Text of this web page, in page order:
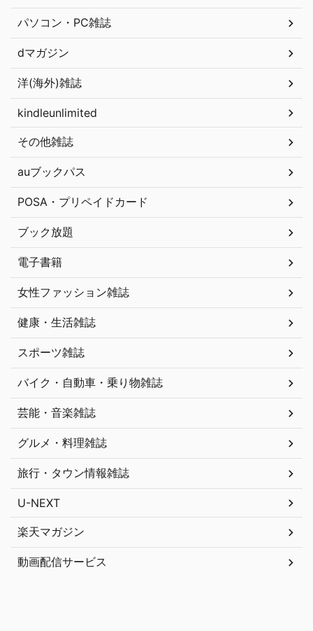
パソコン・PC雑誌
dマガジン
洋(海外)雑誌
kindleunlimited
その他雑誌
auブックパス
POSA・プリペイドカード
ブック放題
電子書籍
女性ファッション雑誌
健康・生活雑誌
スポーツ雑誌
バイク・自動車・乗り物雑誌
芸能・音楽雑誌
グルメ・料理雑誌
旅行・タウン情報雑誌
U-NEXT
楽天マガジン
動画配信サービス